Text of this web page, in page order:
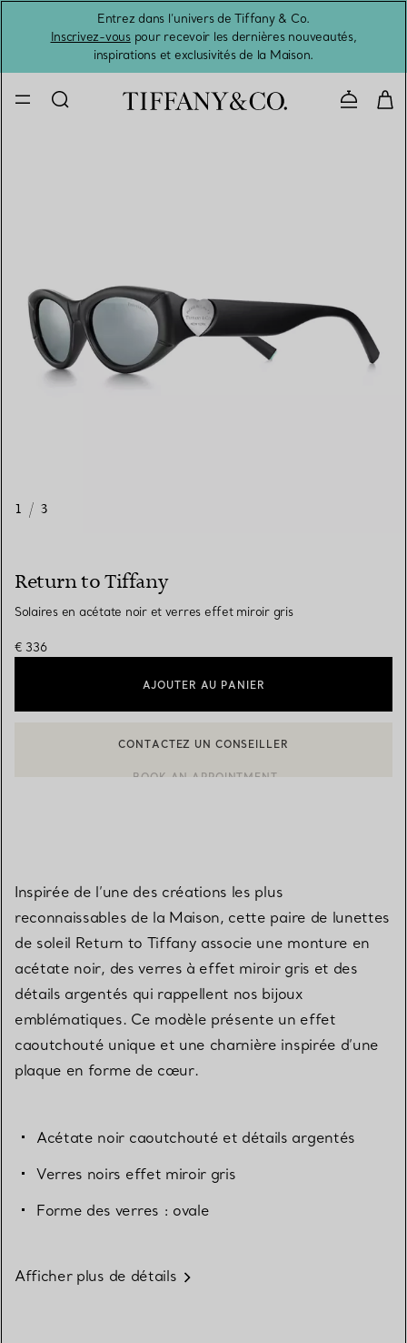
Entrez dans l’univers de Tiffany & Co.
Inscrivez-vouspour recevoir les dernières nouveautés,
inspirations et exclusivités de la Maison.
1 / 3
Return to Tiffany
Solaires en acétate noir et verres effet miroir gris
€ 336
AJOUTER AU PANIER
BOOK AN APPOINTMENT
Inspirée de l’une des créations les plus
reconnaissables de la Maison, cette paire de lunettes
de soleil Return to Tiffany associe une monture en
acétate noir, des verres à effet miroir gris et des
détails argentés qui rappellent nos bijoux
emblématiques. Ce modèle présente un effet
caoutchouté unique et une charnière inspirée d’une
plaque en forme de cœur.
Acétate noir caoutchouté et détails argentés
Verres noirs effet miroir gris
Forme des verres : ovale
Afficher plus de détails